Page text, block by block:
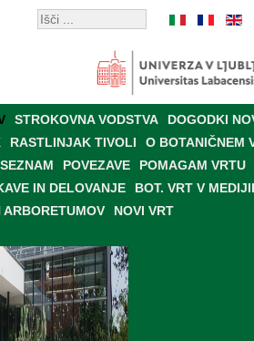
STROKOVNA VODSTVA
DOGODKI
RASTLINJAK TIVOLI
O BOTANIČNEM
POVEZAVE
POMAGAM VRTU
IN DELOVANJE
BOT. VRT V
ARBORETUMOV
NOVI VRT